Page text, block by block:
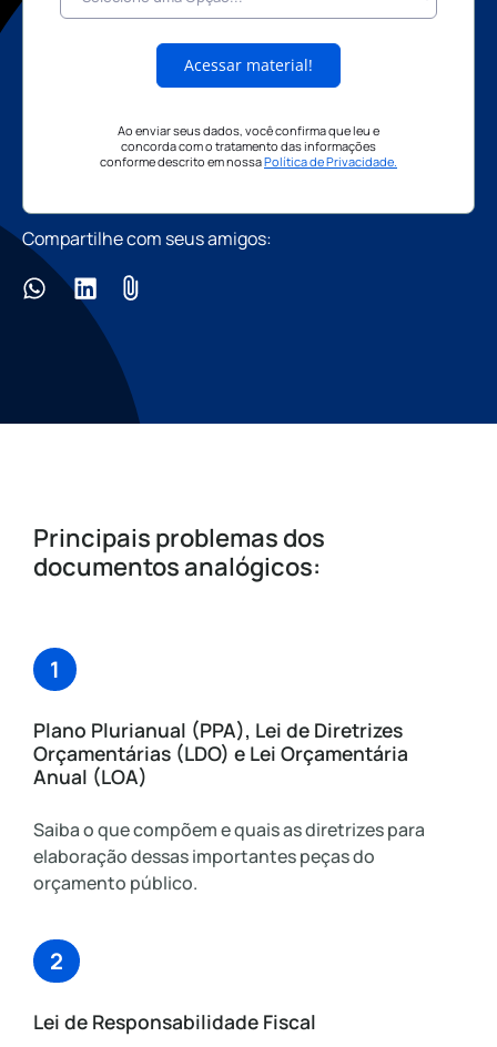
Acessar material!
Ao enviar seus dados, você confirma que leu e
concorda com o tratamento das informações
conforme descrito em nossaPolítica de Privacidade.
Compartilhe com seus amigos:
Principais problemas dos
documentos analógicos:
1
Plano Plurianual (PPA), Lei de Diretrizes
Orçamentárias (LDO) e Lei Orçamentária
Anual (LOA)
Saiba o que compõem e quais as diretrizes para
elaboração dessas importantes peças do
orçamento público.
2
Lei de Responsabilidade Fiscal